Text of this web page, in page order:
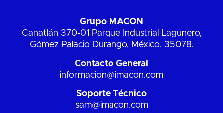
Grupo MACON
Canatlán 370-01 Parque Industrial Lagunero,
Gómez Palacio Durango, México. 35078.
Contacto General
informacion@imacon.com
Soporte Técnico
sam@imacon.com